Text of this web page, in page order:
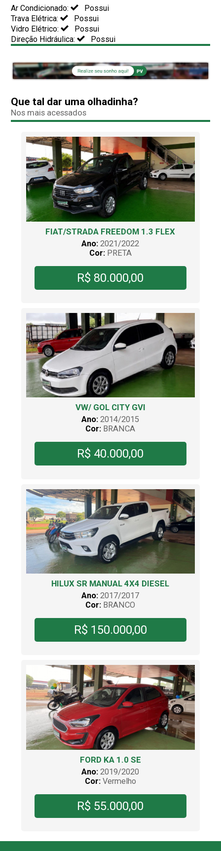
Ar Condicionado:
Possui
Trava Elétrica:
Possui
Vidro Elétrico:
Possui
Direção Hidráulica:
Possui
Que tal dar uma olhadinha?
Nos mais acessados
FIAT/STRADA FREEDOM 1.3 FLEX
Ano: 2021/2022
Cor:PRETA
R$ 80.000,00
VW/ GOL CITY GVI
Ano: 2014/2015
Cor: BRANCA
R$ 40.000,00
HILUX SR MANUAL 4X4 DIESEL
Ano: 2017/2017
Cor: BRANCO
R$ 150.000,00
FORD KA 1.0 SE
Ano: 2019/2020
Cor:Vermelho
R$ 55.000,00